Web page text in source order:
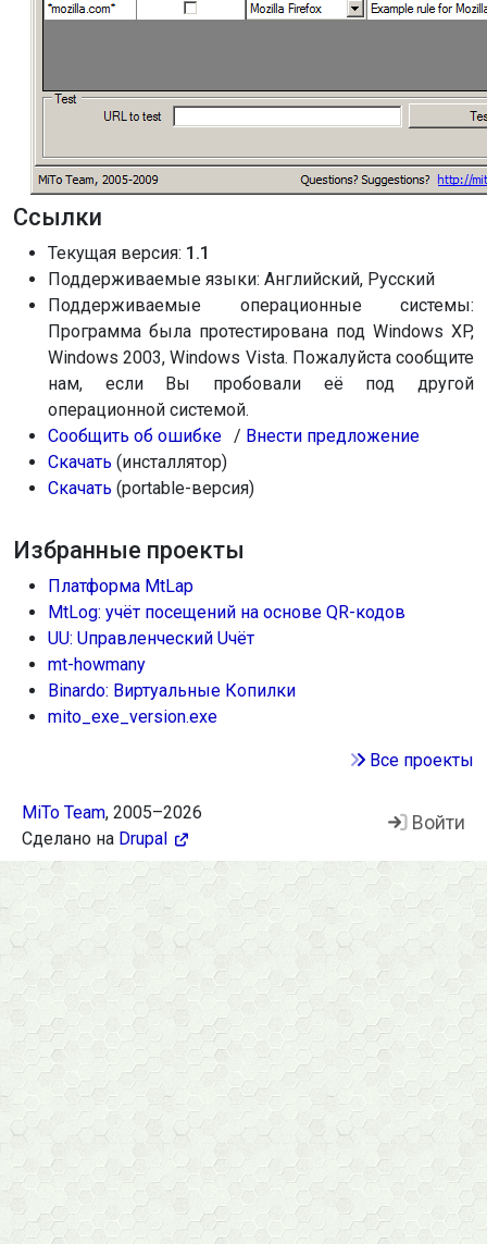
Ссылки
Текущая версия: 1.1
Поддерживаемые языки: Английский, Русский
Поддерживаемые операционные системы:
Программа была протестирована под Windows XP,
Windows 2003, Windows Vista. Пожалуйста сообщите
нам, если Вы пробовали её под другой
операционной системой.
Сообщить об ошибке / Внести предложение
Скачать (инсталлятор)
Скачать (portable-версия)
Избранные проекты
Платформа MtLap
MtLog: учёт посещений на основе QR-кодов
UU: Uправленческий Uчёт
mt-howmany
Binardo: Виртуальные Копилки
mito_exe_version.exe
Все проекты
MiTo Team, 2005–2026
Сделано на Drupal Footer
Войти